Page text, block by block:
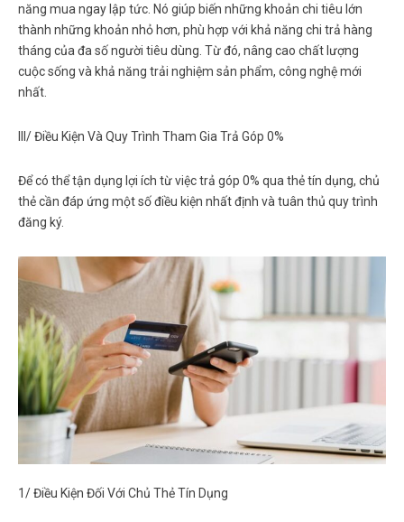
năng mua ngay lập tức. Nó giúp biến những khoản chi tiêu lớn
thành những khoản nhỏ hơn, phù hợp với khả năng chi trả hàng
tháng của đa số người tiêu dùng. Từ đó, nâng cao chất lượng
cuộc sống và khả năng trải nghiệm sản phẩm, công nghệ mới
nhất.
III/ Điều Kiện Và Quy Trình Tham Gia Trả Góp 0%
Để có thể tận dụng lợi ích từ việctrả góp 0% qua thẻ tín dụng, chủ
thẻ cần đáp ứng một số điều kiện nhất định và tuân thủ quy trình
đăng ký.
1/ Điều Kiện Đối Với Chủ Thẻ Tín Dụng